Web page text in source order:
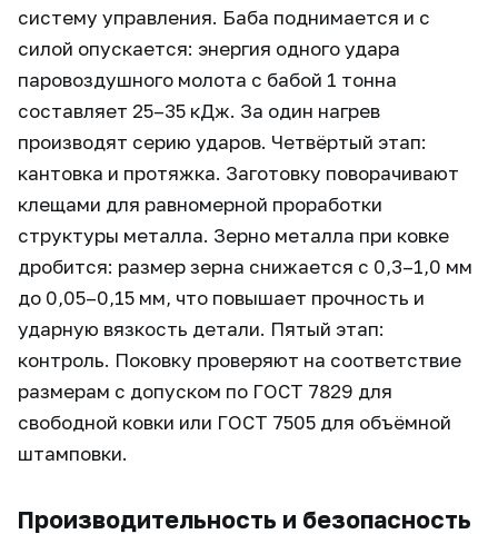
систему управления. Баба поднимается и с
силой опускается: энергия одного удара
паровоздушного молота с бабой 1 тонна
составляет 25–35 кДж. За один нагрев
производят серию ударов. Четвёртый этап:
кантовка и протяжка. Заготовку поворачивают
клещами для равномерной проработки
структуры металла. Зерно металла при ковке
дробится: размер зерна снижается с 0,3–1,0 мм
до 0,05–0,15 мм, что повышает прочность и
ударную вязкость детали. Пятый этап:
контроль. Поковку проверяют на соответствие
размерам с допуском по ГОСТ 7829 для
свободной ковки или ГОСТ 7505 для объёмной
штамповки.
Производительность и безопасность